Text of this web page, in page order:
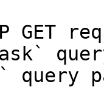
GET
query